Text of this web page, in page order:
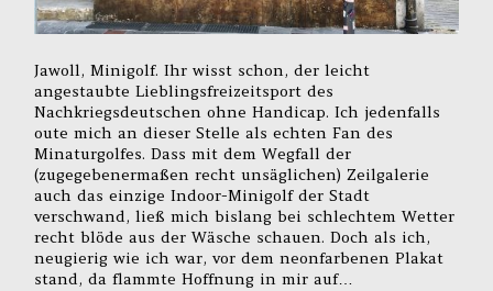
Jawoll, Minigolf. Ihr wisst schon, der leicht
angestaubte Lieblingsfreizeitsport des
Nachkriegsdeutschen ohne Handicap. Ich jedenfalls
oute mich an dieser Stelle als echten Fan des
Minaturgolfes. Dass mit dem Wegfall der
(zugegebenermaßen recht unsäglichen) Zeilgalerie
auch das einzige Indoor-Minigolf der Stadt
verschwand, ließ mich bislang bei schlechtem Wetter
recht blöde aus der Wäsche schauen. Doch als ich,
neugierig wie ich war, vor dem neonfarbenen Plakat
stand, da flammte Hoffnung in mir auf…